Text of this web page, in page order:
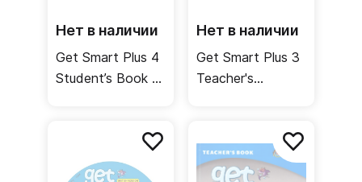
Нет в наличии
Get Smart Plus 4
Student’s Book /
Нет в наличии
Get Smart Plus 3
Teacher's
Материалы для
учителя